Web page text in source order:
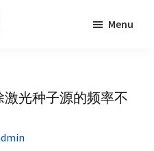
Menu
光种子源的频率不